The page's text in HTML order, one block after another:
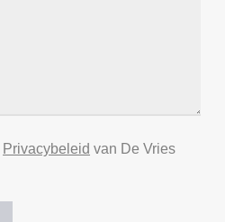
Privacybeleid van De Vries